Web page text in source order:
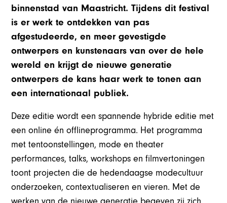
binnenstad van Maastricht. Tijdens dit festival
is er werk te ontdekken van pas
afgestudeerde, en meer gevestigde
ontwerpers en kunstenaars van over de hele
wereld en krijgt de nieuwe generatie
ontwerpers de kans haar werk te tonen aan
een internationaal publiek.
Deze editie wordt een spannende hybride editie met
een online én offlineprogramma. Het programma
met tentoonstellingen, mode en theater
performances, talks, workshops en filmvertoningen
toont projecten die de hedendaagse modecultuur
onderzoeken, contextualiseren en vieren. Met de